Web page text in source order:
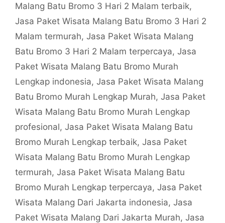
Malang Batu Bromo 3 Hari 2 Malam terbaik,
Jasa Paket Wisata Malang Batu Bromo 3 Hari 2
Malam termurah, Jasa Paket Wisata Malang
Batu Bromo 3 Hari 2 Malam terpercaya, Jasa
Paket Wisata Malang Batu Bromo Murah
Lengkap indonesia, Jasa Paket Wisata Malang
Batu Bromo Murah Lengkap Murah, Jasa Paket
Wisata Malang Batu Bromo Murah Lengkap
profesional, Jasa Paket Wisata Malang Batu
Bromo Murah Lengkap terbaik, Jasa Paket
Wisata Malang Batu Bromo Murah Lengkap
termurah, Jasa Paket Wisata Malang Batu
Bromo Murah Lengkap terpercaya, Jasa Paket
Wisata Malang Dari Jakarta indonesia, Jasa
Paket Wisata Malang Dari Jakarta Murah, Jasa